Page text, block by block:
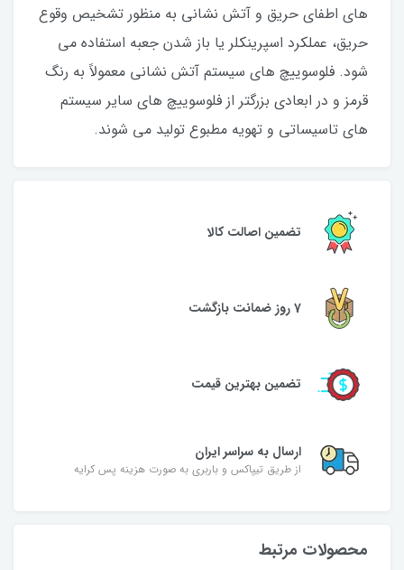
های اطفای حریق و آتش نشانی به منظور تشخیص وقوع
حریق، عملکرد اسپرینکلر یا باز شدن جعبه استفاده می
شود. فلوسوییچ های سیستم آتش نشانی معمولاً به رنگ
قرمز و در ابعادی بزرگتر از فلوسوییچ های سایر سیستم
های تاسیساتی و تهویه مطبوع تولید می شوند.
تضمین اصالت کالا
7 روز ضمانت بازگشت
تضمین بهترین قیمت
ارسال به سراسر ایران
از طریق تیپاکس و باربری به صورت هزینه پس کرایه
محصولات مرتبط